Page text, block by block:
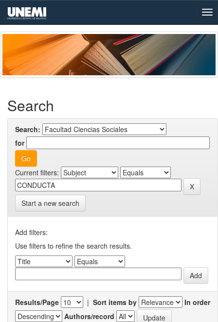
Skip
navigation
Search
Search:
for
Current filters:
Start a new search
Add filters:
Use filters to refine the search results.
Results/Page | Sort items by
In order
Authors/record